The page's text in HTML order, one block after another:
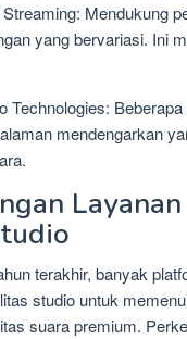
Mendukung
yang bervariasi. Ini
Technologies:
mendengarkan
terakhir, banyak
studio untuk
suara premium.